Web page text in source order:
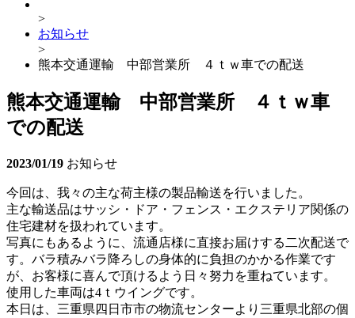
>
お知らせ
>
熊本交通運輸 中部営業所 ４ｔｗ車での配送
熊本交通運輸 中部営業所 ４ｔｗ車
での配送
2023/01/19 お知らせ
今回は、我々の主な荷主様の製品輸送を行いました。
主な輸送品はサッシ・ドア・フェンス・エクステリア関係の
住宅建材を扱われています。
写真にもあるように、流通店様に直接お届けする二次配送で
す。バラ積みバラ降ろしの身体的に負担のかかる作業です
が、お客様に喜んで頂けるよう日々努力を重ねています。
使用した車両は4ｔウイングです。
本日は、三重県四日市市の物流センターより三重県北部の個